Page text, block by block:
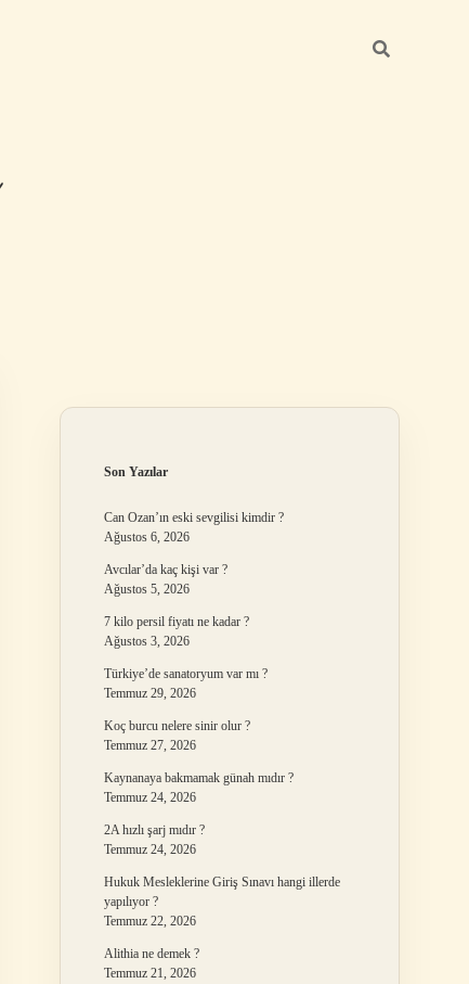
Son Yazılar
Can Ozan’ın eski sevgilisi kimdir ?
Ağustos 6, 2026
Avcılar’da kaç kişi var ?
Ağustos 5, 2026
7 kilo persil fiyatı ne kadar ?
Ağustos 3, 2026
Türkiye’de sanatoryum var mı ?
Temmuz 29, 2026
Koç burcu nelere sinir olur ?
Temmuz 27, 2026
Kaynanaya bakmamak günah mıdır ?
Temmuz 24, 2026
2A hızlı şarj mıdır ?
Temmuz 24, 2026
Hukuk Mesleklerine Giriş Sınavı hangi illerde
yapılıyor ?
Temmuz 22, 2026
Alithia ne demek ?
Temmuz 21, 2026